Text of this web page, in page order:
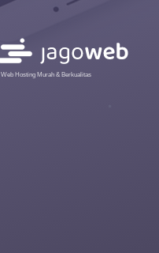
Web Hosting Murah & Berkualitas